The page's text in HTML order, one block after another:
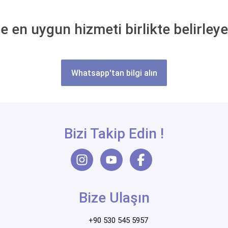
en uygun hizmeti birlikte
Whatsapp'tan bilgi alın
Bizi Takip Edin !
Bize Ulaşın
+90 530 545 5957